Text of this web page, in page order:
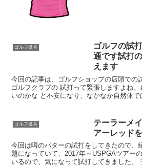
ゴルフ道具
ゴルフの試
通です試打
えます
今回の記事は、ゴルフショップの店頭での
ゴルフクラブの 試打って緊張しますよね
いのかな と不安になり、なかなか自然体で
ゴルフ道具
テーラーメ
アーレッド
今回は噂のパターの試打をしてきたので、
題になっていて、2017年～USPGAツアー
いるので、気になって試打してきました。